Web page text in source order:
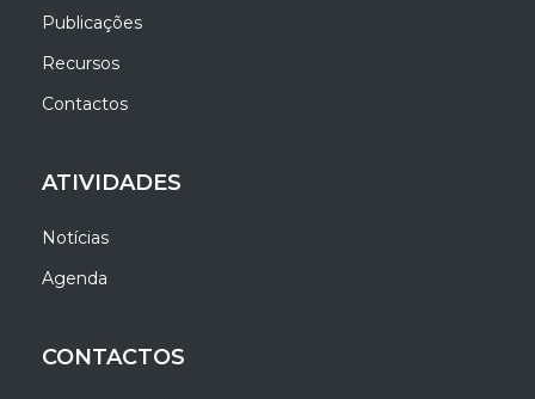
Publicações
Recursos
Contactos
ATIVIDADES
Notícias
Agenda
CONTACTOS